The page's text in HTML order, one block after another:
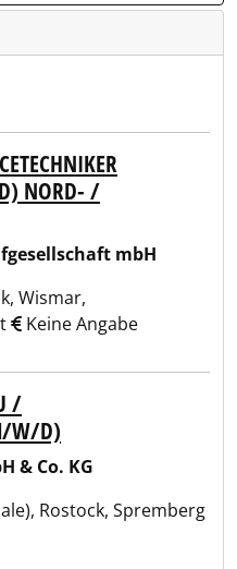
NORD- /
mbH
Wismar,
Keine Angabe
O
D)
& Co. KG
Rostock, Spremberg